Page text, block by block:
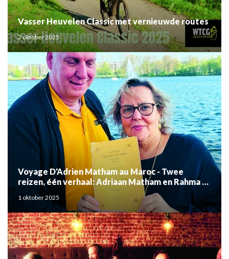
Vasser Heuvelen Classic met vernieuwde routes
2 oktober 2025
Voyage D'Adrien Matham au Maroc - Twee
reizen, één verhaal: Adriaan Matham en Rahma el
Mouden
1 oktober 2025